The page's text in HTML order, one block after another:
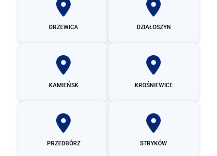
DRZEWICA DZIAŁOSZYN
KAMIEŃSK KROŚNIEWICE
PRZEDBÓRZ STRYKÓW